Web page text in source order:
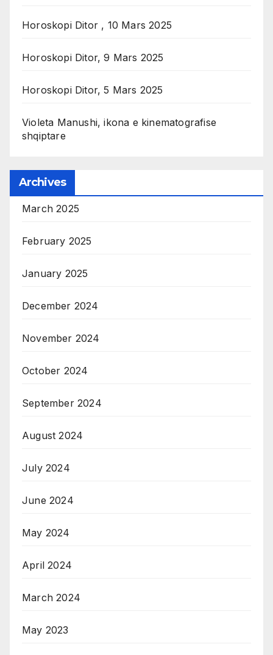
Horoskopi Ditor , 10 Mars 2025
Horoskopi Ditor, 9 Mars 2025
Horoskopi Ditor, 5 Mars 2025
Violeta Manushi, ikona e kinematografise
shqiptare
Archives
March 2025
February 2025
January 2025
December 2024
November 2024
October 2024
September 2024
August 2024
July 2024
June 2024
May 2024
April 2024
March 2024
May 2023